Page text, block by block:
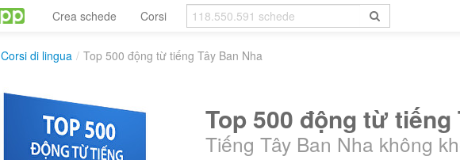
Crea schede Corsi
Corsi di lingua / Top 500 động từ tiếng Tây Ban Nha
Top 500 động từ tiếng
Tiếng Tây Ban Nha không